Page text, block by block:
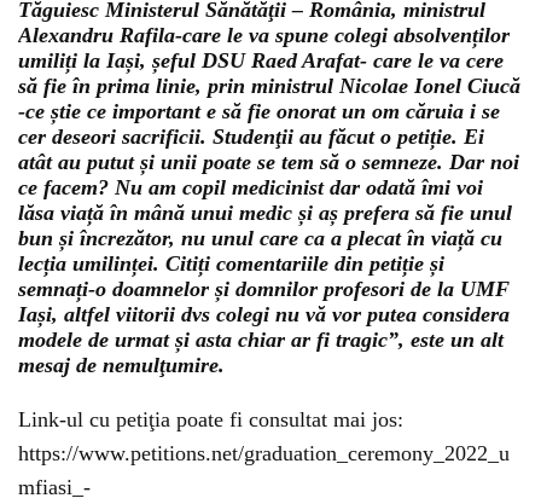
Tăguiesc Ministerul Sănătăţii – România, ministrul
Alexandru Rafila-care le va spune colegi absolvenților
umiliți la Iași, șeful DSU Raed Arafat- care le va cere
să fie în prima linie, prin ministrul Nicolae Ionel Ciucă
-ce știe ce important e să fie onorat un om căruia i se
cer deseori sacrificii. Studenţii au făcut o petiție. Ei
atât au putut și unii poate se tem să o semneze. Dar noi
ce facem? Nu am copil medicinist dar odată îmi voi
lăsa viață în mână unui medic și aș prefera să fie unul
bun și încrezător, nu unul care ca a plecat în viață cu
lecția umilinței. Citiți comentariile din petiție și
semnați-o doamnelor și domnilor profesori de la UMF
Iași, altfel viitorii dvs colegi nu vă vor putea considera
modele de urmat și asta chiar ar fi tragic”, este un alt
mesaj de nemulţumire.
Link-ul cu petiţia poate fi consultat mai jos:
https://www.petitions.net/graduation_ceremony_2022_u
mfiasi_-